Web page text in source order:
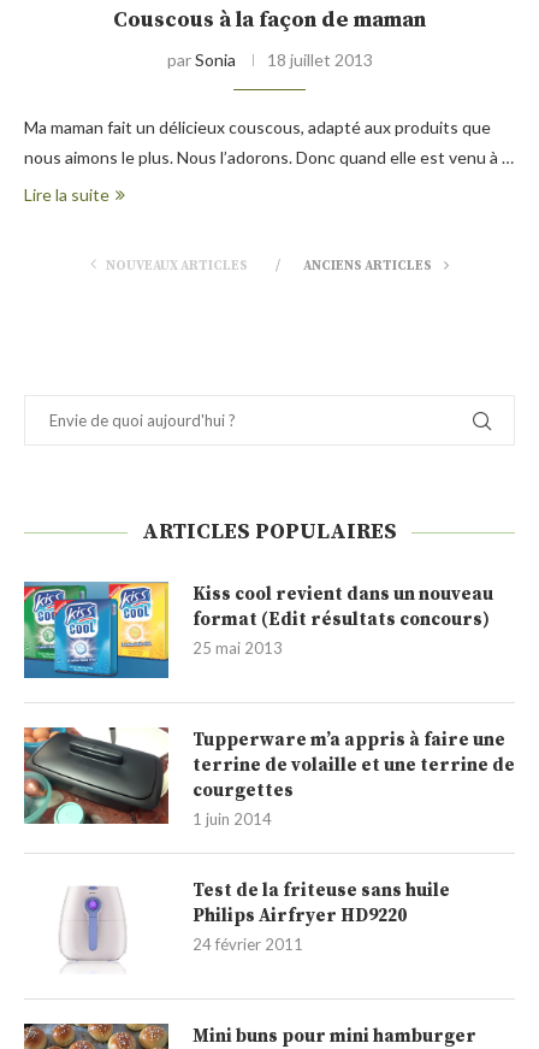
Couscous à la façon de maman
parSonia 18 juillet 2013
Ma maman fait un délicieux couscous, adapté aux produits que
nous aimons le plus. Nous l’adorons. Donc quand elle est venu à …
Lire la suite
NOUVEAUX ARTICLES ANCIENS ARTICLES
ARTICLES POPULAIRES
Kiss cool revient dans un nouveau
format (Edit résultats concours)
25 mai 2013
Tupperware m’a appris à faire une
terrine de volaille et une terrine de
courgettes
1 juin 2014
Test de la friteuse sans huile
Philips Airfryer HD9220
24 février 2011
Mini buns pour mini hamburger